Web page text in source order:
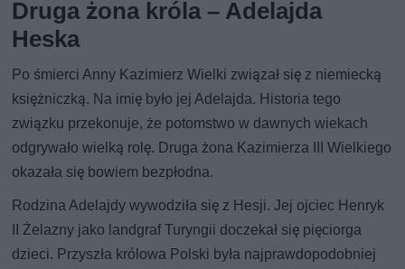
Druga żona króla – Adelajda
Heska
Po śmierci Anny Kazimierz Wielki związał się z niemiecką
księżniczką. Na imię było jej Adelajda. Historia tego
związku przekonuje, że potomstwo w dawnych wiekach
odgrywało wielką rolę. Druga żona Kazimierza III Wielkiego
okazała się bowiem bezpłodna.
Rodzina Adelajdy wywodziła się z Hesji. Jej ojciec Henryk
II Żelazny jako landgraf Turyngii doczekał się pięciorga
dzieci. Przyszła królowa Polski była najprawdopodobniej